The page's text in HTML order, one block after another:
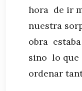
hora de ir
nuestra
obra
sino lo que
ordenar